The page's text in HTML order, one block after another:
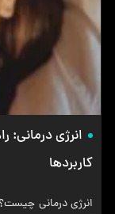
انرژی درمانی:
کاربردها
انرژی درمانی